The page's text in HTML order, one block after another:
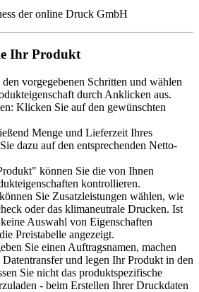
der online Druck GmbH
Ihr Produkt
vorgegebenen Schritten und wählen
durch Anklicken aus.
Klicken Sie auf den gewünschten
Menge und Lieferzeit Ihres
dazu auf den entsprechenden Netto-
können Sie die von Ihnen
kontrollieren.
Sie Zusatzleistungen wählen, wie
oder das klimaneutrale Drucken. Ist
Auswahl von Eigenschaften
Preistabelle angezeigt.
Sie einen Auftragsnamen, machen
und legen Ihr Produkt in den
Sie nicht das produktspezifische
- beim Erstellen Ihrer Druckdaten